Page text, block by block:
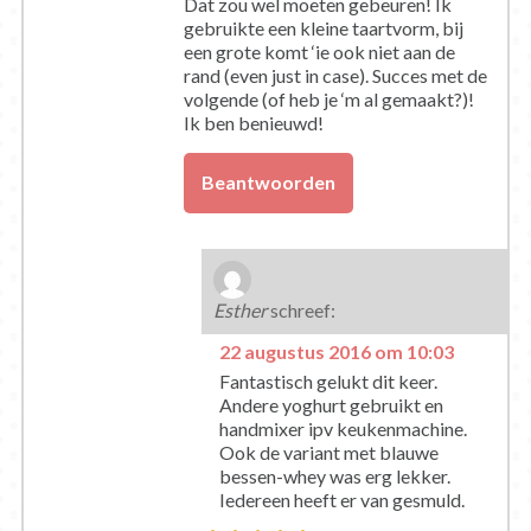
gebruikte een kleine taartvorm, bij
een grote komt ‘ie ook niet aan de
rand (even just in case). Succes met de
volgende (of heb je ‘m al gemaakt?)!
Ik ben benieuwd!
Beantwoorden
Estherschreef:
22 augustus 2016 om 10:03
Fantastisch gelukt dit keer.
Andere yoghurt gebruikt en
handmixer ipv keukenmachine.
Ook de variant met blauwe
bessen-whey was erg lekker.
Iedereen heeft er van gesmuld.